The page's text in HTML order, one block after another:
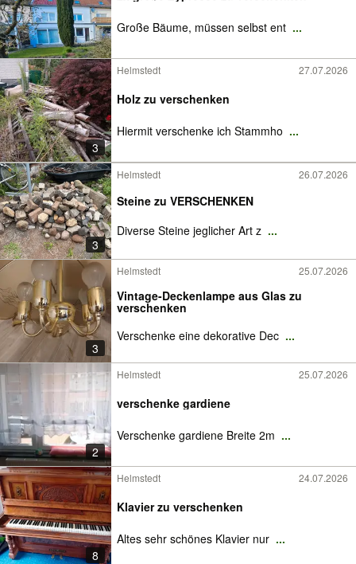
Große Bäume, müssen selbst ent ...
3
Helmstedt 27.07.2026
Holz zu verschenken
Hiermit verschenke ich Stammho ...
3
Helmstedt 26.07.2026
Steine zu VERSCHENKEN
Diverse Steine jeglicher Art z ...
3
Helmstedt 25.07.2026
Vintage-Deckenlampe aus Glas zu
verschenken
Verschenke eine dekorative Dec ...
2
Helmstedt 25.07.2026
verschenke gardiene
Verschenke gardiene Breite 2m ...
8
Helmstedt 24.07.2026
Klavier zu verschenken
Altes sehr schönes Klavier nur ...